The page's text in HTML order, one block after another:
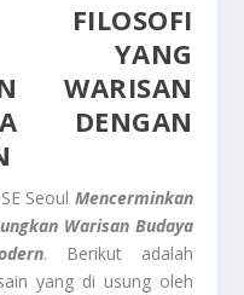
FILOSOFI
YANG
WARISAN
DENGAN
Seoul Mencerminkan
Warisan Budaya
. Berikut adalah
yang di usung oleh